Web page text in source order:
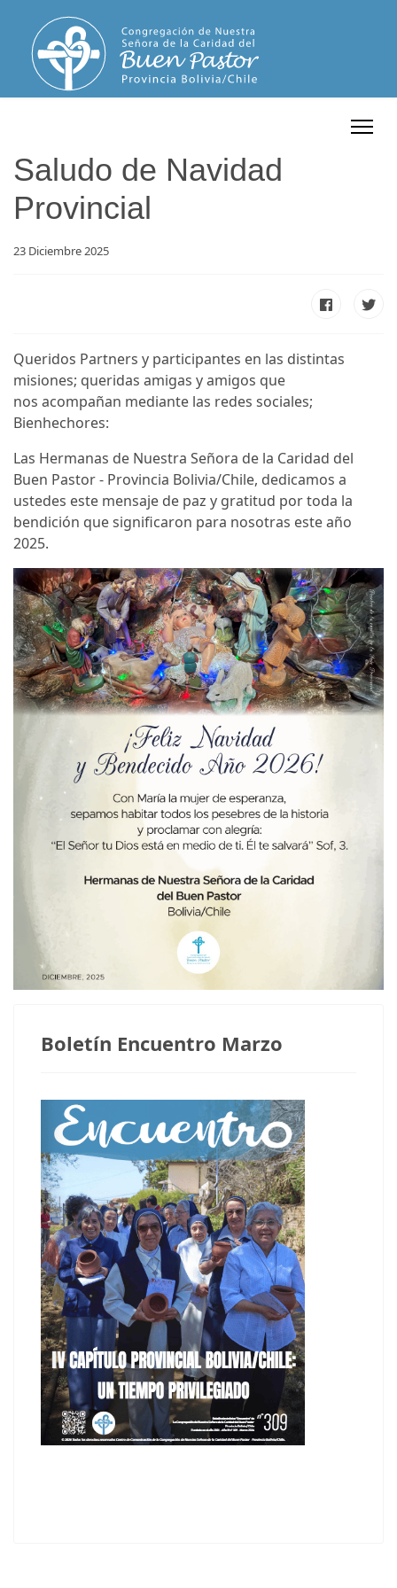
Saludo de Navidad
Provincial
23 Diciembre 2025
Queridos Partners y participantes en las distintas
misiones; queridas amigas y amigos que
nos acompañan mediante las redes sociales;
Bienhechores:
Las Hermanas de Nuestra Señora de la Caridad del
Buen Pastor - Provincia Bolivia/Chile, dedicamos a
ustedes este mensaje de paz y gratitud por toda la
bendición que significaron para nosotras este año
2025.
Boletín Encuentro Marzo